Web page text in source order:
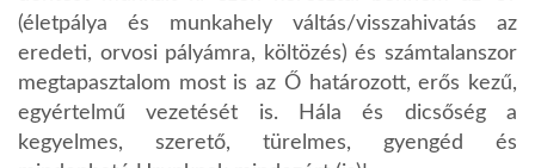
(életpálya és munkahely váltás/visszahivatás az
eredeti, orvosi pályámra, költözés) és számtalanszor
megtapasztalom most is az Ő határozott, erős kezű,
egyértelmű vezetését is. Hála és dicsőség a
kegyelmes, szerető, türelmes, gyengéd és